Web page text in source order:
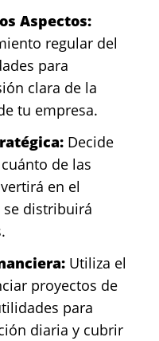
Aspectos:
regular del
para
clara de la
tu empresa.
Decide
de las
en el
se distribuirá
Utiliza el
proyectos de
para
diaria y cubrir